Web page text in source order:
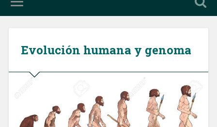
Evolución humana y genoma